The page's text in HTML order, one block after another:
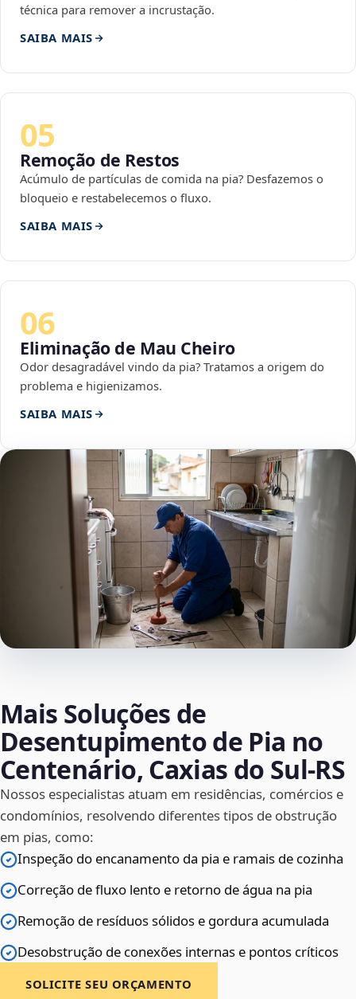
técnica para remover a incrustação.
SAIBA MAIS
05
Remoção de Restos
Acúmulo de partículas de comida na pia? Desfazemos o
bloqueio e restabelecemos o fluxo.
SAIBA MAIS
06
Eliminação de Mau Cheiro
Odor desagradável vindo da pia? Tratamos a origem do
problema e higienizamos.
SAIBA MAIS
Mais Soluções de
Desentupimento de Pia no
Centenário, Caxias do Sul‑RS
Nossos especialistas atuam em residências, comércios e
condomínios, resolvendo diferentes tipos de obstrução
em pias, como:
Inspeção do encanamento da pia e ramais de cozinha
Correção de fluxo lento e retorno de água na pia
Remoção de resíduos sólidos e gordura acumulada
Desobstrução de conexões internas e pontos críticos
SOLICITE SEU ORÇAMENTO